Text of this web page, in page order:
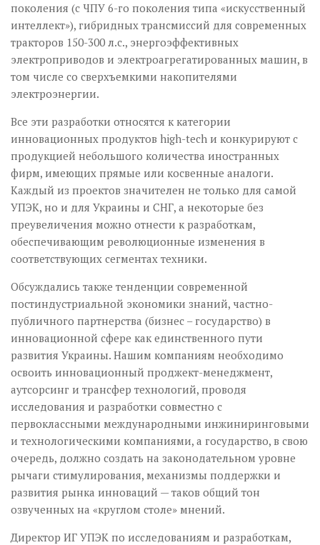
поколения (с ЧПУ 6-го поколения типа «искусственный
интеллект»), гибридных трансмиссий для современных
тракторов 150-300 л.с., энергоэффективных
электроприводов и электроагрегатированных машин, в
том числе со сверхъемкими накопителями
электроэнергии.
Все эти разработки относятся к категории
инновационных продуктов high-tech и конкурируют с
продукцией небольшого количества иностранных
фирм, имеющих прямые или косвенные аналоги.
Каждый из проектов значителен не только для самой
УПЭК, но и для Украины и СНГ, а некоторые без
преувеличения можно отнести к разработкам,
обеспечивающим революционные изменения в
соответствующих сегментах техники.
Обсуждались также тенденции современной
постиндустриальной экономики знаний, частно-
публичного партнерства (бизнес – государство) в
инновационной сфере как единственного пути
развития Украины. Нашим компаниям необходимо
освоить инновационный проджект-менеджмент,
аутсорсинг и трансфер технологий, проводя
исследования и разработки совместно с
первоклассными международными инжиниринговыми
и технологическими компаниями, а государство, в свою
очередь, должно создать на законодательном уровне
рычаги стимулирования, механизмы поддержки и
развития рынка инноваций — таков общий тон
озвученных на «круглом столе» мнений.
Директор ИГ УПЭК по исследованиям и разработкам,